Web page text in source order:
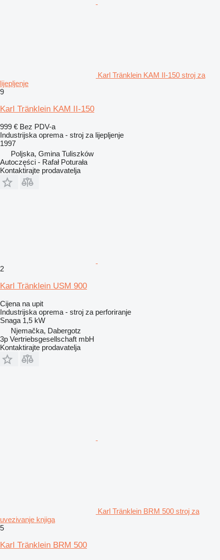
Karl Tränklein KAM II-150 stroj za
lijepljenje
9
Karl Tränklein KAM II-150
999 € Bez PDV-a
Industrijska oprema - stroj za lijepljenje
1997
Poljska, Gmina Tuliszków
Autoczęści - Rafał Poturała
Kontaktirajte prodavatelja
2
Karl Tränklein USM 900
Cijena na upit
Industrijska oprema - stroj za perforiranje
Snaga 1,5 kW
Njemačka, Dabergotz
3p Vertriebsgesellschaft mbH
Kontaktirajte prodavatelja
Karl Tränklein BRM 500 stroj za
uvezivanje knjiga
5
Karl Tränklein BRM 500